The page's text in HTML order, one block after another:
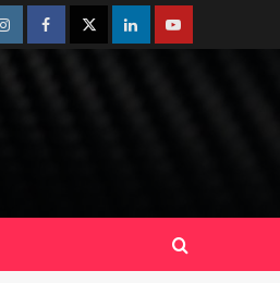
InstagramFacebookTwitterLinkedinYoutube